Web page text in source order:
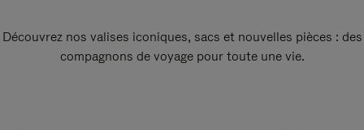
Découvrez nos valises iconiques, sacs et nouvelles pièces : des
compagnons de voyage pour toute une vie.